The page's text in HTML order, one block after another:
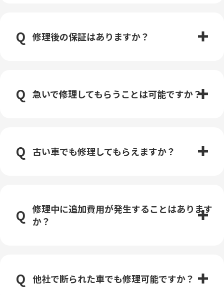
修理後の保証はありますか？
急いで修理してもらうことは可能ですか？
古い車でも修理してもらえますか？
修理中に追加費用が発生することはあります
か？
他社で断られた車でも修理可能ですか？